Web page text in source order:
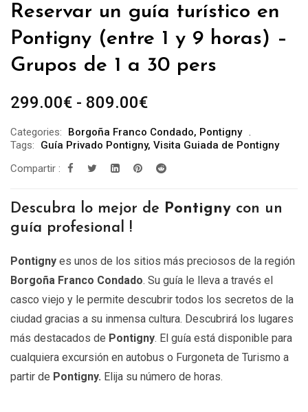
Reservar un guía turístico en
Pontigny (entre 1 y 9 horas) –
Grupos de 1 a 30 pers
299.00€ - 809.00€Rango
precios:
desde
299.00€
hasta
809.00€
Categories: Borgoña Franco Condado, Pontigny
Tags:
Guía Privado Pontigny, Visita Guiada de Pontigny
Compartir :
Descubra lo mejor de Pontigny con un
guía profesional !
Pontigny es unos de los sitios más preciosos de la región
Borgoña Franco Condado. Su guía le lleva a través el
casco viejo y le permite descubrir todos los secretos de la
ciudad gracias a su inmensa cultura. Descubrirá los lugares
más destacados de Pontigny. El guía está disponible para
cualquiera excursión en autobus o Furgoneta de Turismo a
partir de Pontigny. Elija su número de horas.